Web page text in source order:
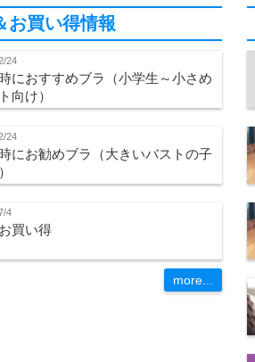
お買い得情報
24
におすすめブラ（小学生～小さめ
向け）
24
にお勧めブラ（大きいバストの子
4
買い得
more...